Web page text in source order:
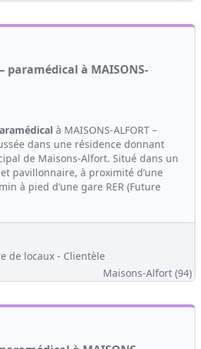
paramédical à MAISONS-
à MAISONS-ALFORT –
dans une résidence donnant
de Maisons-Alfort. Situé dans un
pavillonnaire, à proximité d’une
à pied d’une gare RER (Future
de locaux - Clientèle
Maisons-Alfort (94)